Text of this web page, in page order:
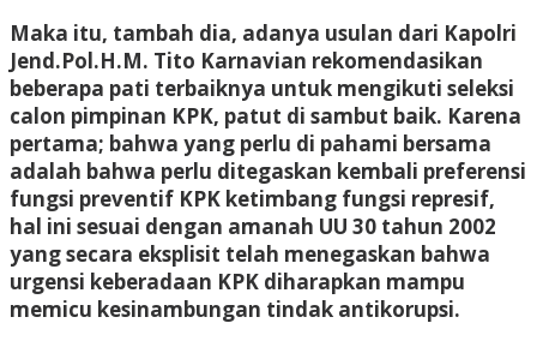
Maka itu, tambah dia, adanya usulan dari Kapolri
Jend.Pol.H.M. Tito Karnavian rekomendasikan
beberapa pati terbaiknya untuk mengikuti seleksi
calon pimpinan KPK, patut di sambut baik. Karena
pertama; bahwa yang perlu di pahami bersama
adalah bahwa perlu ditegaskan kembali preferensi
fungsi preventif KPK ketimbang fungsi represif,
hal ini sesuai dengan amanah UU 30 tahun 2002
yang secara eksplisit telah menegaskan bahwa
urgensi keberadaan KPK diharapkan mampu
memicu kesinambungan tindak antikorupsi.